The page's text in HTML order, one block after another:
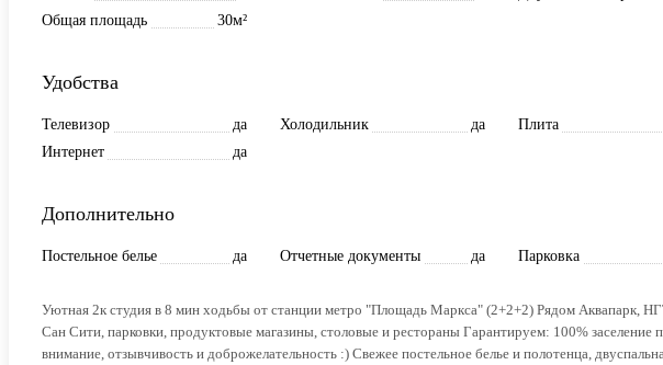
Общая площадь
30м²
Удобства
Телевизор да Холодильник да Плита
Интернет
да
Дополнительно
Постельное белье да Отчетные документы да Парковка
Уютная 2к студия в 8 мин ходьбы от станции метро "Площадь Маркса" (2+2+2) Рядом Аквапарк,
Сан Сити, парковки, продуктовые магазины, столовые и рестораны Гарантируем: 100% заселение
внимание, отзывчивость и доброжелательность :) Свежее постельное белье и полотенца,